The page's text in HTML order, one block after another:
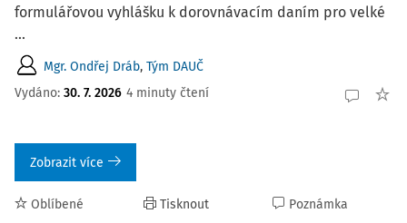
formulářovou vyhlášku k dorovnávacím daním pro velké
...
Mgr. Ondřej Dráb, Tým DAUČ
Vydáno: 30. 7. 2026 4 minuty čtení
Zobrazit více
Oblíbené Tisknout Poznámka